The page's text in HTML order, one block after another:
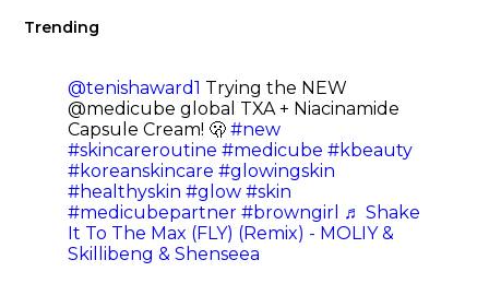
Trending
@tenishaward1 Trying the NEW
@medicube global TXA + Niacinamide
Capsule Cream! 🫢#new
#skincareroutine #medicube #kbeauty
#koreanskincare #glowingskin
#healthyskin #glow #skin
#medicubepartner #browngirl ♬ Shake
It To The Max (FLY) (Remix) - MOLIY &
Skillibeng & Shenseea